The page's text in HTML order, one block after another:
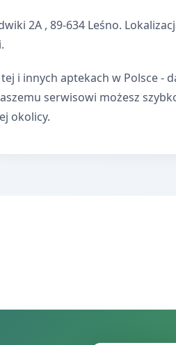
2A , 89-634 Leśno.
i innych aptekach w Polsce
serwisowi możesz
okolicy.